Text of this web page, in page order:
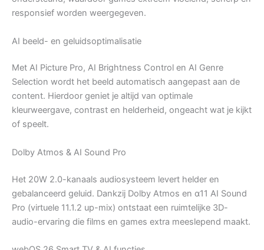
responsief worden weergegeven.
AI beeld- en geluidsoptimalisatie
Met AI Picture Pro, AI Brightness Control en AI Genre
Selection wordt het beeld automatisch aangepast aan de
content. Hierdoor geniet je altijd van optimale
kleurweergave, contrast en helderheid, ongeacht wat je kijkt
of speelt.
Dolby Atmos & AI Sound Pro
Het 20W 2.0-kanaals audiosysteem levert helder en
gebalanceerd geluid. Dankzij Dolby Atmos en α11 AI Sound
Pro (virtuele 11.1.2 up-mix) ontstaat een ruimtelijke 3D-
audio-ervaring die films en games extra meeslepend maakt.